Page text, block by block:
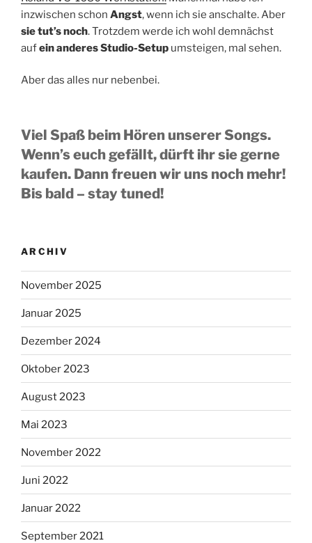
inzwischen schon Angst, wenn ich sie anschalte. Aber
sie tut’s noch. Trotzdem werde ich wohl demnächst
aufein anderes Studio-Setup umsteigen, mal sehen.
Aber das alles nur nebenbei.
Viel Spaß beim Hören unserer Songs.
Wenn’s euch gefällt, dürft ihr sie gerne
kaufen. Dann freuen wir uns noch mehr!
Bis bald – stay tuned!
ARCHIV
November 2025
Januar 2025
Dezember 2024
Oktober 2023
August 2023
Mai 2023
November 2022
Juni 2022
Januar 2022
September 2021